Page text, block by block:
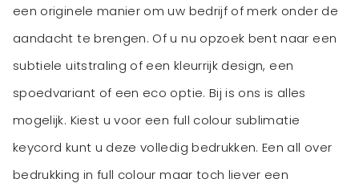
een originele manier om uw bedrijf of merk onder de
aandacht te brengen. Of u nu opzoek bent naar een
subtiele uitstraling of een kleurrijk design, een
spoedvariant of een eco optie. Bij is ons is alles
mogelijk. Kiest u voor een full colour sublimatie
keycord kunt u deze volledig bedrukken. Een all over
bedrukking in full colour maar toch liever een